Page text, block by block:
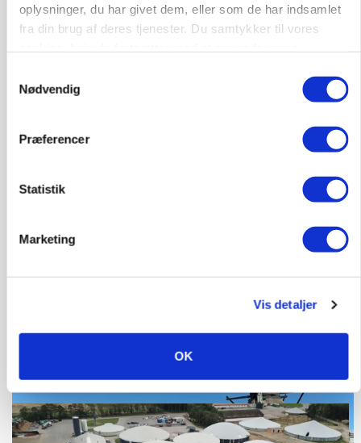
oplysninger, du har givet dem, eller som de har indsamlet
fra din brug af deres tjenester. Du samtykker til vores
Nødvendig
Præferencer
Statistik
Marketing
Vis detaljer
OK
BUSINESS
Efter fire årtier: Familieejet vestjysk producent
Største Manitou fik gammel vindmølle til at
Annonce
Loading...